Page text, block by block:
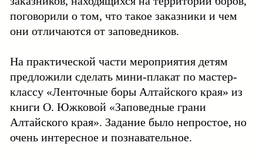
поговорили о том, что такое заказники и чем
они отличаются от заповедников.
На практической части мероприятия детям
предложили сделать мини-плакат по мастер-
классу «Ленточные боры Алтайского края» из
книги О. Южковой «Заповедные грани
Алтайского края». Задание было непростое, но
очень интересное и познавательное.